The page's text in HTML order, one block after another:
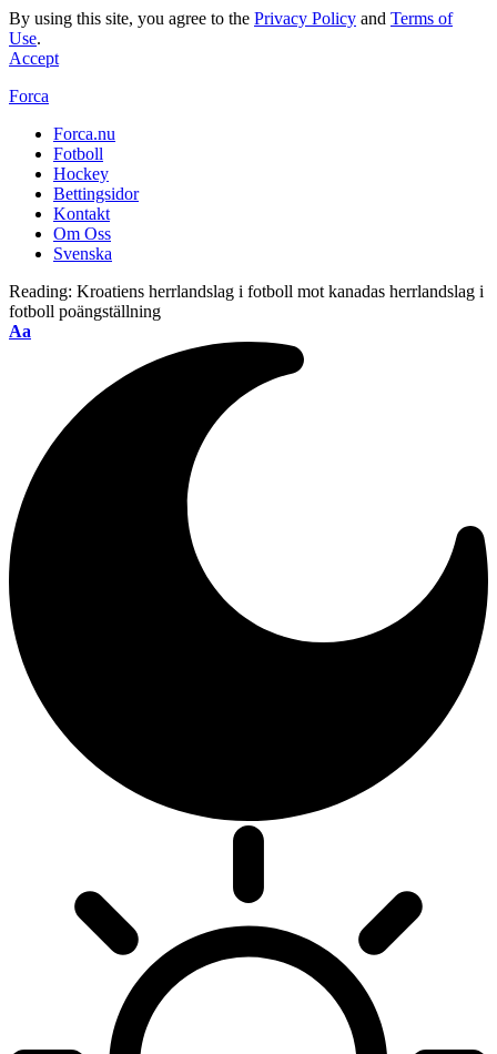
By using this site, you agree to the Privacy Policy and Terms of
Use.
Accept
Forca
Forca.nu
Fotboll
Hockey
Bettingsidor
Kontakt
Om Oss
Svenska
Reading: Kroatiens herrlandslag i fotboll mot kanadas herrlandslag i
fotboll poängställning
Aa